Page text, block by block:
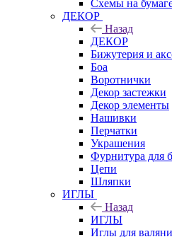
Схемы на
ДЕКОР
Назад
ДЕКОР
Бижутерия и
Боа
Воротнички
Декор застежки
Декор элементы
Нашивки
Перчатки
Украшения
Фурнитура для
Цепи
Шляпки
ИГЛЫ
Назад
ИГЛЫ
Иглы для